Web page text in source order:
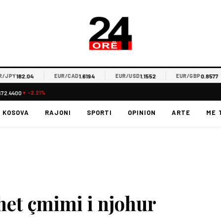
182.04 EUR/CAD1.6194 EUR/USD1.1552 EUR/GBP0.8577
▼ -2.21%
KOSOVA RAJONI SPORTI OPINION ARTE ME
çmimi i njohur